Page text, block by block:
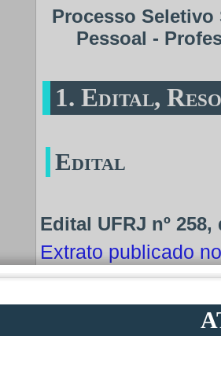
Processo Seletivo
Pessoal -
1. Edital,
Edital
Edital UFRJ nº
Extrato publicado
Extrato publicado
Anexos